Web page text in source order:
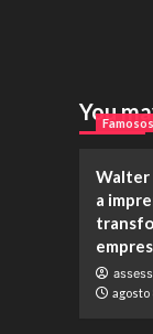
YouFamosos
Walter
a
agosto